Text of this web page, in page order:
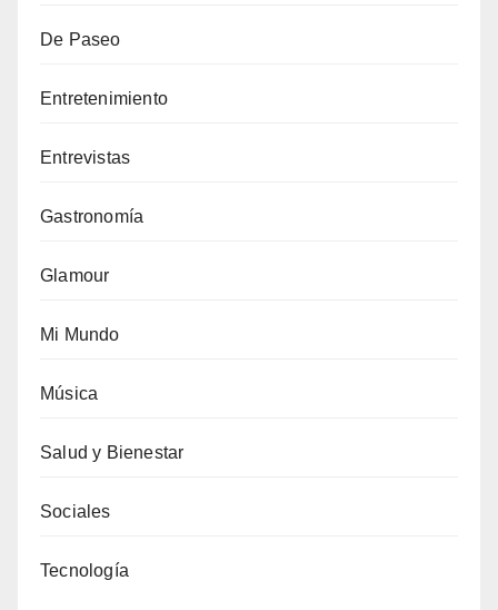
De Paseo
Entretenimiento
Entrevistas
Gastronomía
Glamour
Mi Mundo
Música
Salud y Bienestar
Sociales
Tecnología